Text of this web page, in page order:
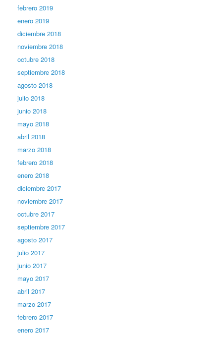
febrero 2019
enero 2019
diciembre 2018
noviembre 2018
octubre 2018
septiembre 2018
agosto 2018
julio 2018
junio 2018
mayo 2018
abril 2018
marzo 2018
febrero 2018
enero 2018
diciembre 2017
noviembre 2017
octubre 2017
septiembre 2017
agosto 2017
julio 2017
junio 2017
mayo 2017
abril 2017
marzo 2017
febrero 2017
enero 2017